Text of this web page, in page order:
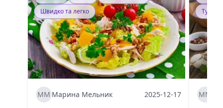
Швидко та легко
ММ Марина Мельник 2025-12-17 ММ